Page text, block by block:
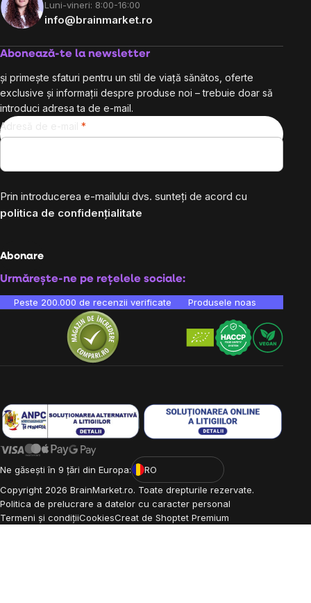
Luni-vineri: 8:00-16:00
info@brainmarket.ro
Abonează-te la newsletter
și primește sfaturi pentru un stil de viață sănătos, oferte
exclusive și informații despre produse noi – trebuie doar să
introduci adresa ta de e-mail.
Adresă de e-mail
Prin introducerea e-mailului dvs. sunteți de acord cu
politica de confidențialitate
Abonare
Urmărește-ne pe rețelele sociale:
Peste 200.000 de recenzii verificate Produsele noastre sunt
Ne găsești în 9 țări din Europa:
RO
Copyright 2026 BrainMarket.ro. Toate drepturile rezervate.
Politica de prelucrare a datelor cu caracter personal
Termeni și condițiiCookiesCreat de Shoptet Premium